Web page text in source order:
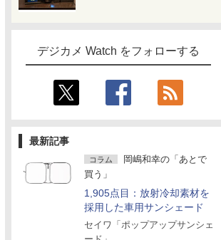
デジカメ Watch をフォローする
最新記事
コラム
岡嶋和幸の「あとで
買う」
1,905点目：放射冷却素材を
採用した車用サンシェード
セイワ「ポップアップサンシェ